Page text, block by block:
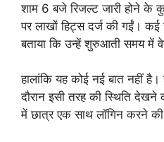
शाम 6 बजे रिजल्ट जारी होने के
पर लाखों हिट्स दर्ज की गईं। कई
बताया कि उन्हें शुरुआती समय में
हालांकि यह कोई नई बात नहीं
दौरान इसी तरह की स्थिति देखने
में छात्र एक साथ लॉगिन करने